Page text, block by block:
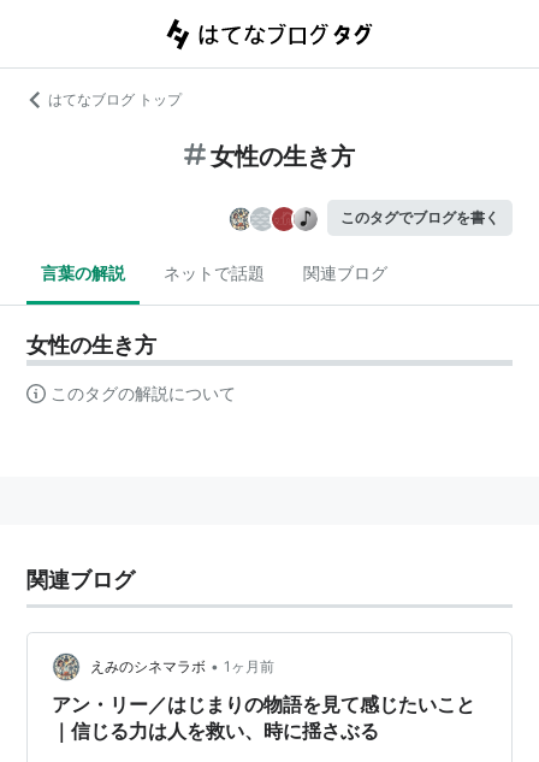
はてなブログ トップ
女性の生き方
このタグでブログを書く
言葉の解説 ネットで話題 関連ブログ
女性の生き方
このタグの解説について
関連ブログ
えみのシネマラボ • 1ヶ月前
アン・リー／はじまりの物語を見て感じたいこと
｜信じる力は人を救い、時に揺さぶる